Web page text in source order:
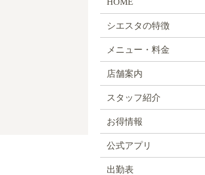
シエスタの特徴
メニュー・料金
店舗案内
スタッフ紹介
お得情報
公式アプリ
出勤表